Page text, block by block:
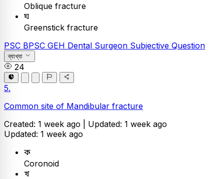
Oblique fracture
ঘ
Greenstick fracture
PSC BPSC GEH Dental Surgeon Subjective Question
ব্যাখ্যা
24
5.
Common site of Mandibular fracture
Created: 1 week ago | Updated: 1 week ago
Updated: 1 week ago
ক
Coronoid
খ